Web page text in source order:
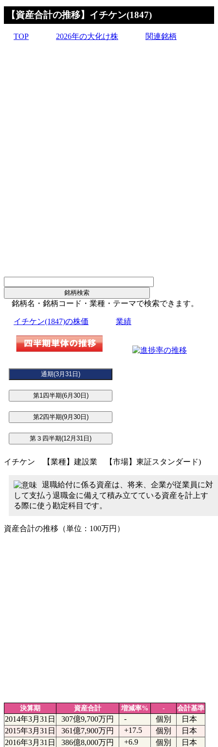
【資産合計の推移】イチケン(1847)
TOP 2026年の大化け株 関連銘柄
銘柄名・銘柄コード・業種・テーマで検索できます。
イチケン(1847)の株価 業績
イチケン 【業種】建設業 【市場】東証スタンダード)
退職給付に係る資産は、将来、企業が従業員に対
して支払う退職金に備えて積み立てている資産を計上す
る際に使う勘定科目です。
資産合計の推移（単位：100万円）
決算期 資産合計 増減率% - 会計基準
2014年3月31日 307億9,700万円 - 個別
日本
2015年3月31日
361億7,900万円 +17.5 個別
日本
2016年3月31日
386億8,000万円 +6.9 個別
日本